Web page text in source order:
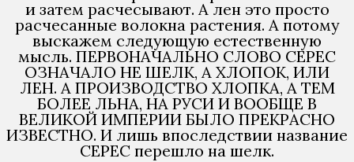
и затем расчесывают. А лен это просто
расчесанные волокна растения. А потому
выскажем следующую естественную
мысль. ПЕРВОНАЧАЛЬНО СЛОВО СЕРЕС
ОЗНАЧАЛО НЕ ШЕЛК, А ХЛОПОК, ИЛИ
ЛЕН. А ПРОИЗВОДСТВО ХЛОПКА, А ТЕМ
БОЛЕЕ ЛЬНА, НА РУСИ И ВООБЩЕ В
ВЕЛИКОЙ ИМПЕРИИ БЫЛО ПРЕКРАСНО
ИЗВЕСТНО. И лишь впоследствии название
СЕРЕС перешло на шелк.